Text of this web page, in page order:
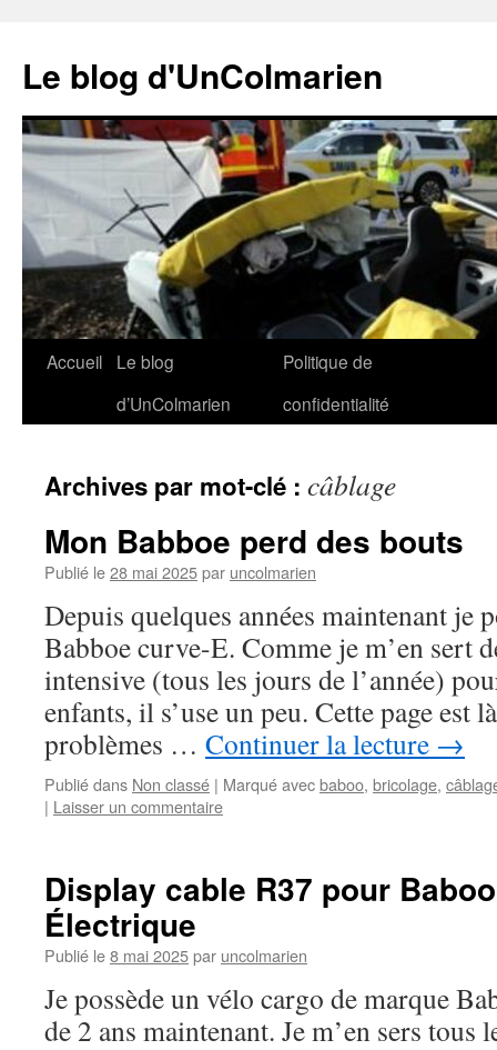
Le blog d'UnColmarien
Aller
Accueil
Le blog
d’UnColmarien
Politique de
confidentialité
Archives par mot-clé : câblage
Mon Babboe perd des bouts
Publié le28 mai 2025par uncolmarien
Depuis quelques années maintenant je
Babboe curve-E. Comme je m’en sert
intensive (tous les jours de l’année)
enfants, il s’use un peu. Cette page est
problèmes … Continuer la lecture →
Publié dans Non classé | Marqué avecbaboo, bricolage,
| Laisser un commentaire
Display cable R37 pour
Électrique
Publié le8 mai 2025par uncolmarien
Je possède un vélo cargo de marque
de 2 ans maintenant. Je m’en sers tous